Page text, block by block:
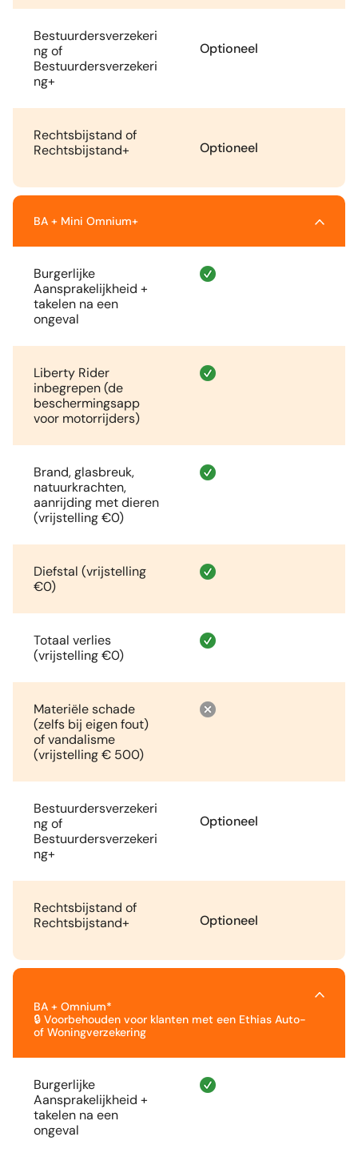
Bestuurdersverzekeri
ng of
Bestuurdersverzekeri
ng+
Optioneel
Rechtsbijstand of
Rechtsbijstand+
Optioneel
BA + Mini Omnium+
Burgerlijke
Aansprakelijkheid +
takelen na een
ongeval
Liberty Rider
inbegrepen (de
beschermingsapp
voor motorrijders)
Brand, glasbreuk,
natuurkrachten,
aanrijding met dieren
(vrijstelling €0)
Diefstal (vrijstelling
€0)
Totaal verlies
(vrijstelling €0)
Materiële schade
(zelfs bij eigen fout)
of vandalisme
(vrijstelling € 500)
Bestuurdersverzekeri
ng of
Bestuurdersverzekeri
ng+
Optioneel
Rechtsbijstand of
Rechtsbijstand+
Optioneel
BA + Omnium*
🔒 Voorbehouden voor klanten met een Ethias Auto-
of Woningverzekering
Burgerlijke
Aansprakelijkheid +
takelen na een
ongeval